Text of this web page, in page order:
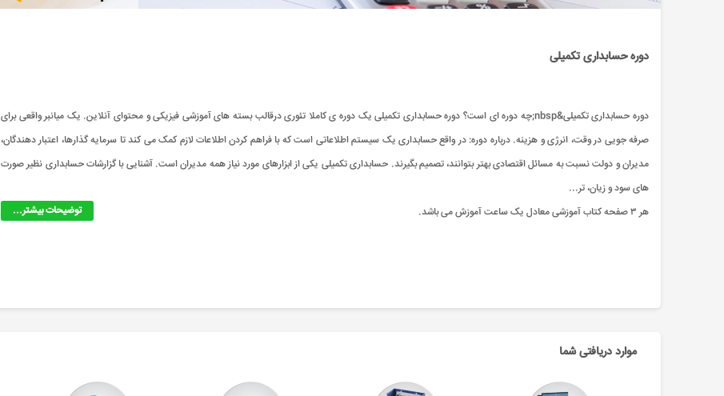
دوره حسابداری تکمیلی
دوره حسابداری تکمیلی&nbsp;چه دوره ای است؟ دوره حسابداری تکمیلی یک دوره ی کاملا تئوری درقالب بسته های آموزشی فیزیکی و محتوای آنلاین. یک میانبر واقعی برای
صرفه جویی در وقت، انرژی و هزینه. درباره دوره: در واقع حسابداری یک سیستم اطلاعاتی است که با فراهم کردن اطلاعات لازم کمک می کند تا سرمایه گذارها، اعتبار دهندگان،
مدیران و دولت نسبت به مسائل اقتصادی بهتر بتوانند، تصمیم بگیرند. حسابداری تکمیلی یکی از ابزارهای مورد نیاز همه مدیران است. آشنایی با گزارشات حسابداری نظیر صورت
های سود و زيان، تر...
توضیحات بیشتر...
هر ۳ صفحه کتاب آموزشی معادل یک ساعت آموزش می باشد.
موارد دریافتی شما